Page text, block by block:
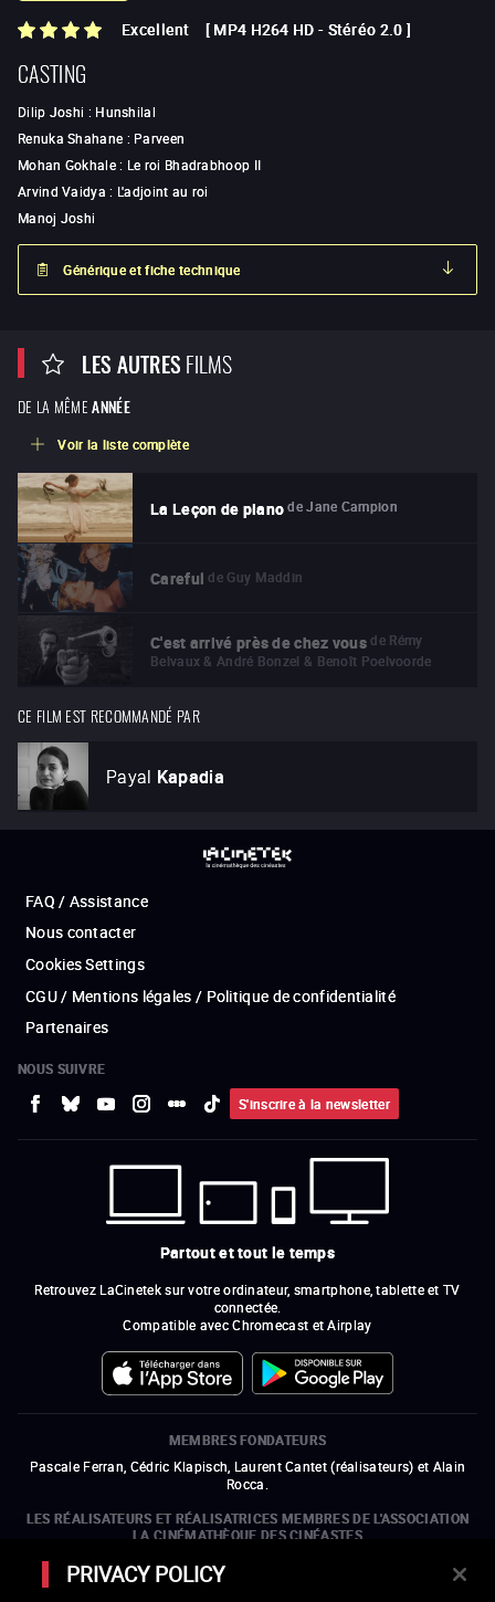
Excellent [ MP4 H264 HD - Stéréo 2.0 ]
CASTING
Dilip Joshi : Hunshilal
Renuka Shahane : Parveen
Mohan Gokhale: Le roi Bhadrabhoop II
Arvind Vaidya : L'adjoint au roi
Manoj Joshi
Générique et fiche technique
LES AUTRESFILMS
DE LA MÊME ANNÉE
Voir la liste complète
La Leçon de piano de Jane Campion
Careful de Guy Maddin
C'est arrivé près de chez vous de Rémy
Belvaux & André Bonzel & Benoît Poelvoorde
CE FILM EST RECOMMANDÉ PAR
Payal Kapadia
FAQ / Assistance
Nous contacter
Cookies Settings
CGU / Mentions légales / Politique de confidentialité
Partenaires
NOUS SUIVRE
S'inscrire à la newsletter
Partout et tout le temps
Retrouvez LaCinetek sur votre ordinateur, smartphone, tablette et TV
connectée.
Compatible avec Chromecast et Airplay
MEMBRES FONDATEURS
Pascale Ferran, Cédric Klapisch, Laurent Cantet (réalisateurs) et Alain
Rocca.
LES RÉALISATEURS ET RÉALISATRICES MEMBRES DE L'ASSOCIATION
LA CINÉMATHÈQUE DES CINÉASTES
Olivier Assayas, Bertrand Bonello, Michel Hazanavicius (représentant de
l'ARP), Rebecca Zlotowski et Mikael Buch (représentant de la SRF)
PRIVACY POLICY